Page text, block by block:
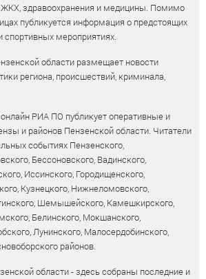
ЖКХ, здравоохранения и медицины. Помимо
публикуется информация о предстоящих
спортивных мероприятиях.
области размещает новости
региона, происшествий, криминала,
РИА ПО публикует оперативные и
и районов Пензенской области. Читатели
событиях Пензенского,
Бессоновского, Вадинского,
Иссинского, Городищенского,
Кузнецкого, Нижнеломовского,
Шемышейского, Камешкирского,
Белинского, Мокшанского,
Лунинского, Малосердобинского,
районов.
области - здесь собраны последние и